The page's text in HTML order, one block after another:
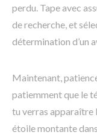
perdu. Tape avec
de recherche, et
détermination d’un
Maintenant,
patiemment que le
tu verras apparaître
étoile montante